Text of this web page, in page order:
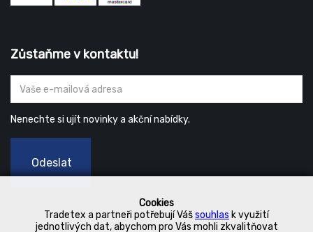
Cookies
Tradetex a partneři potřebují Vášsouhlas k využití
jednotlivých dat, abychom pro Vás mohli zkvalitňovat
Zůstaňme v kontaktu!
Nenechte si ujít novinky a akční nabídky.
Odeslat